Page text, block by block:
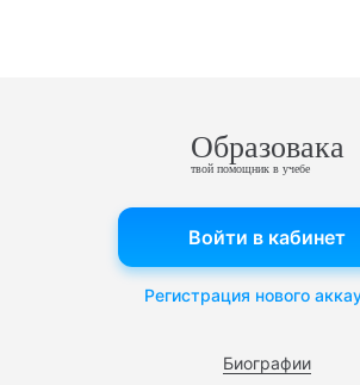
Образовака
твой помощник в учебе
Биографии
Войти в кабинет
Регистрация нового